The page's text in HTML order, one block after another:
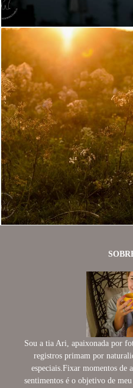
Sou a tia Ari, apaixonada por
registros primam por
especiais.Fixar momentos de
sentimentos é o objetivo de